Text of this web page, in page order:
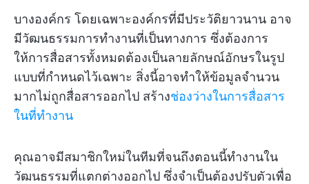
บางองค์กร โดยเฉพาะองค์กรที่มีประวัติยาวนาน อาจ
มีวัฒนธรรมการทำงานที่เป็นทางการ ซึ่งต้องการ
ให้การสื่อสารทั้งหมดต้องเป็นลายลักษณ์อักษรในรูป
แบบที่กำหนดไว้เฉพาะ สิ่งนี้อาจทำให้ข้อมูลจำนวน
มากไม่ถูกสื่อสารออกไป สร้างช่องว่างในการสื่อสาร
ในที่ทำงาน
คุณอาจมีสมาชิกใหม่ในทีมที่จนถึงตอนนี้ทำงานใน
วัฒนธรรมที่แตกต่างออกไป ซึ่งจำเป็นต้องปรับตัวเพื่อ